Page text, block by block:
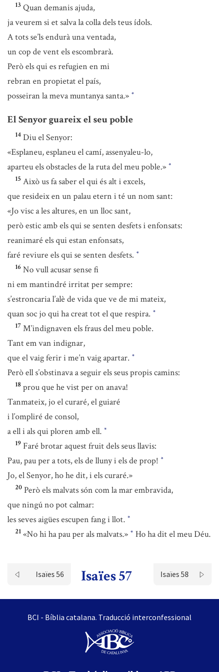
13 Quan demanis ajuda,
ja veurem si et salva la colla dels teus ídols.
A tots se’ls endurà una ventada,
un cop de vent els escombrarà.
Però els qui es refugien en mi
rebran en propietat el país,
posseiran la meva muntanya santa.» *
El Senyor guareix el seu poble
14 Diu el Senyor:
«Esplaneu, esplaneu el camí, assenyaleu-lo,
aparteu els obstacles de la ruta del meu poble.» *
15 Això us fa saber el qui és alt i excels,
que resideix en un palau etern i té un nom sant:
«Jo visc a les altures, en un lloc sant,
però estic amb els qui se senten desfets i enfonsats:
reanimaré els qui estan enfonsats,
faré reviure els qui se senten desfets. *
16 No vull acusar sense fi
ni em mantindré irritat per sempre:
s’estroncaria l’alè de vida que ve de mi mateix,
quan soc jo qui ha creat tot el que respira. *
17 M’indignaven els fraus del meu poble.
Tant em van indignar,
que el vaig ferir i me’n vaig apartar. *
Però ell s’obstinava a seguir els seus propis camins:
18 prou que he vist per on anava!
Tanmateix, jo el curaré, el guiaré
i l’ompliré de consol,
a ell i als qui ploren amb ell. *
19 Faré brotar aquest fruit dels seus llavis:
Pau, pau per a tots, els de lluny i els de prop! *
Jo, el Senyor, ho he dit, i els curaré.»
20 Però els malvats són com la mar embravida,
que ningú no pot calmar:
les seves aigües escupen fang i llot. *
21 «No hi ha pau per als malvats.» * Ho ha dit el meu Déu.
Isaïes 56 Isaïes 57 Isaïes 58
BCI - Bíblia catalana. Traducció interconfessional